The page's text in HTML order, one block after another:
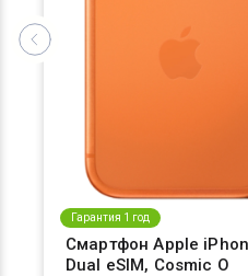
Гарантия 1 год
Смартфон Apple
Dual eSIM, Cosmic O